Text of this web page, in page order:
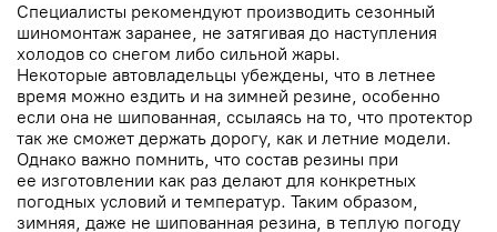
Специалисты рекомендуют производить сезонный
шиномонтаж заранее, не затягивая до наступления
холодов со снегом либо сильной жары.
Некоторые автовладельцы убеждены, что в летнее
время можно ездить и на зимней резине, особенно
если она не шипованная, ссылаясь на то, что протектор
так же сможет держать дорогу, как и летние модели.
Однако важно помнить, что состав резины при
ее изготовлении как раз делают для конкретных
погодных условий и температур. Таким образом,
зимняя, даже не шипованная резина, в теплую погоду